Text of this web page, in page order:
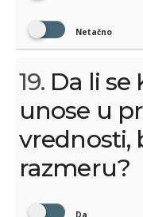
Netačno
19. Da li se
unose u
vrednosti,
razmeru?
Da